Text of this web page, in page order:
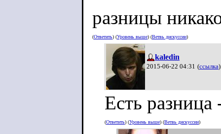
разницы
(Ответить) (Уровень выше) (Ветвь дискуссии)
kaledin
2015-06-22 04:31 (ссылка)
Есть разница
(Ответить) (Уровень выше) (Ветвь дискуссии)